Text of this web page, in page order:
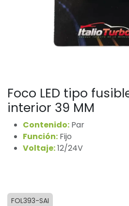
Foco LED tipo
interior 39 MM
Contenido: Par
Función: Fijo
Voltaje:12/24V
FOL393-SAI